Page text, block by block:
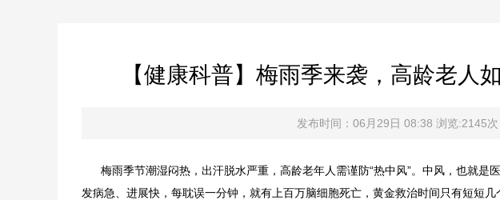
【健康科普】梅雨季来袭，高龄老人
发布时间：06月29日 08:38 浏览:2145次
梅雨季节潮湿闷热，出汗脱水严重，高龄老年人需谨防“热中风”。中风，也就是
发病急、进展快，每耽误一分钟，就有上百万脑细胞死亡，黄金救治时间只有短短几